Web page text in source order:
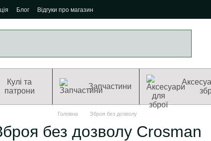
Блог Відгуки про магазин
Кулі та
патрони
Запчастини
Головна Зброя без дозволу
без дозволу Crosman